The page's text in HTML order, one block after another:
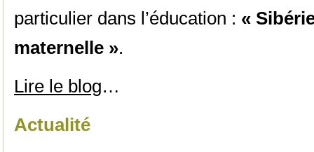
particulier dans l’éducation : «
maternelle ».
Lire le blog…
Actualité